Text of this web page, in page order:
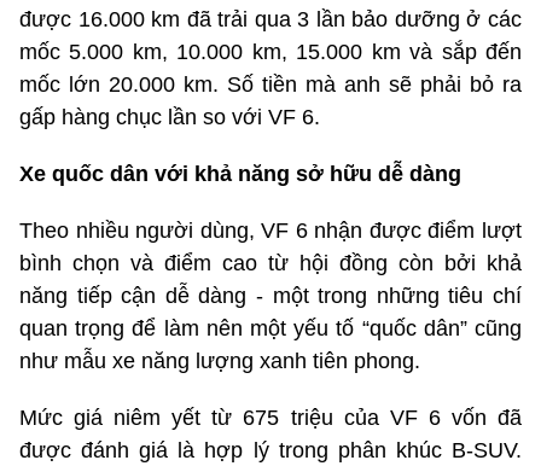
được 16.000 km đã trải qua 3 lần bảo dưỡng ở các
mốc 5.000 km, 10.000 km, 15.000 km và sắp đến
mốc lớn 20.000 km. Số tiền mà anh sẽ phải bỏ ra
gấp hàng chục lần so với VF 6.
Xe quốc dân với khả năng sở hữu dễ dàng
Theo nhiều người dùng, VF 6 nhận được điểm lượt
bình chọn và điểm cao từ hội đồng còn bởi khả
năng tiếp cận dễ dàng - một trong những tiêu chí
quan trọng để làm nên một yếu tố “quốc dân” cũng
như mẫu xe năng lượng xanh tiên phong.
Mức giá niêm yết từ 675 triệu của VF 6 vốn đã
được đánh giá là hợp lý trong phân khúc B-SUV.